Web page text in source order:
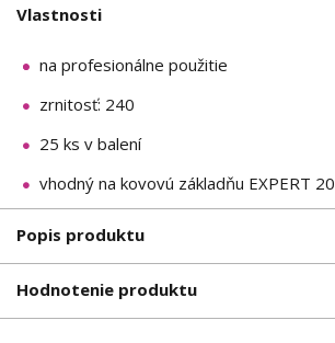
Vlastnosti
na profesionálne použitie
zrnitosť: 240
25 ks v balení
vhodný na kovovú základňu EXPERT 20
Popis produktu
Hodnotenie produktu